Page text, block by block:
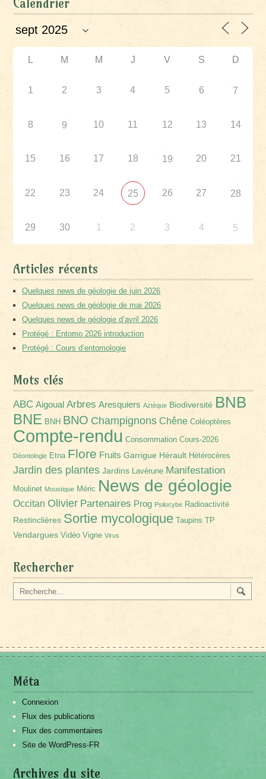
Calendrier
L M M J V S D
1 2 3 4 5 6 7
8 9 10 11 12 13 14
15 16 17 18 19 20 21
22 23 24 25 26 27 28
29 30 1 2 3 4 5
Articles récents
Quelques news de géologie de juin 2026
Quelques news de géologie de mai 2026
Quelques news de géologie d’avril 2026
Protégé : Entomo 2026 introduction
Protégé : Cours d’entomologie
Mots clés
ABC Aigoual Arbres Aresquiers Aztèque Biodiversité BNB
BNE BNH BNO Champignons Chêne Coléoptères
Compte-rendu Consommation Cours-2026
Déontologie Etna Flore Fruits Garrigue Hérault Hétérocères
Jardin des plantes Jardins Lavérune Manifestation
Moulinet Moustique Méric News de géologie
Occitan Olivier Partenaires Prog Psilocybe Radioactivité
Restinclières Sortie mycologique Taupins TP
Vendargues Vidéo Vigne Virus
Rechercher
Méta
Connexion
Flux des publications
Flux des commentaires
Site de WordPress-FR
Archives du site